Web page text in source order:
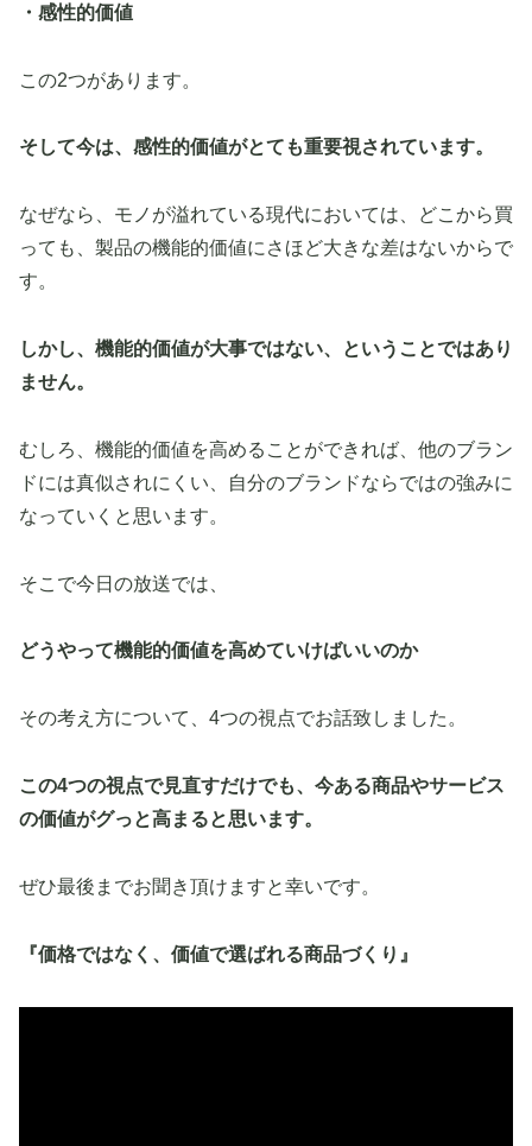
・感性的価値
この2つがあります。
そして今は、感性的価値がとても重要視されています。
なぜなら、モノが溢れている現代においては、どこから買
っても、製品の機能的価値にさほど大きな差はないからで
す。
しかし、機能的価値が大事ではない、ということではあり
ません。
むしろ、機能的価値を高めることができれば、他のブラン
ドには真似されにくい、自分のブランドならではの強みに
なっていくと思います。
そこで今日の放送では、
どうやって機能的価値を高めていけばいいのか
その考え方について、4つの視点でお話致しました。
この4つの視点で見直すだけでも、今ある商品やサービス
の価値がグっと高まると思います。
ぜひ最後までお聞き頂けますと幸いです。
『価格ではなく、価値で選ばれる商品づくり』